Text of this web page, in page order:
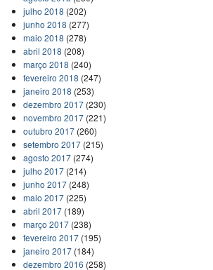
julho 2018 (202)
junho 2018 (277)
maio 2018 (278)
abril 2018 (208)
março 2018 (240)
fevereiro 2018 (247)
janeiro 2018 (253)
dezembro 2017(230)
novembro 2017(221)
outubro 2017(260)
setembro 2017(215)
agosto 2017(274)
julho 2017(214)
junho 2017(248)
maio 2017(225)
abril 2017(189)
março 2017(238)
fevereiro 2017(195)
janeiro 2017(184)
dezembro 2016 (258)